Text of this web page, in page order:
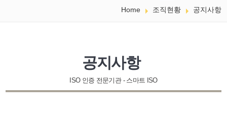
Home 조직현황 공지사항
공지사항
ISO 인증 전문기관 - 스마트 ISO